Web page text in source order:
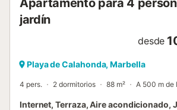
jardín
desde
Playa de Calahonda, Marbella
4 pers. 2 dormitorios 88 m² A 500 m de
Internet, Terraza, Aire acondicionado,